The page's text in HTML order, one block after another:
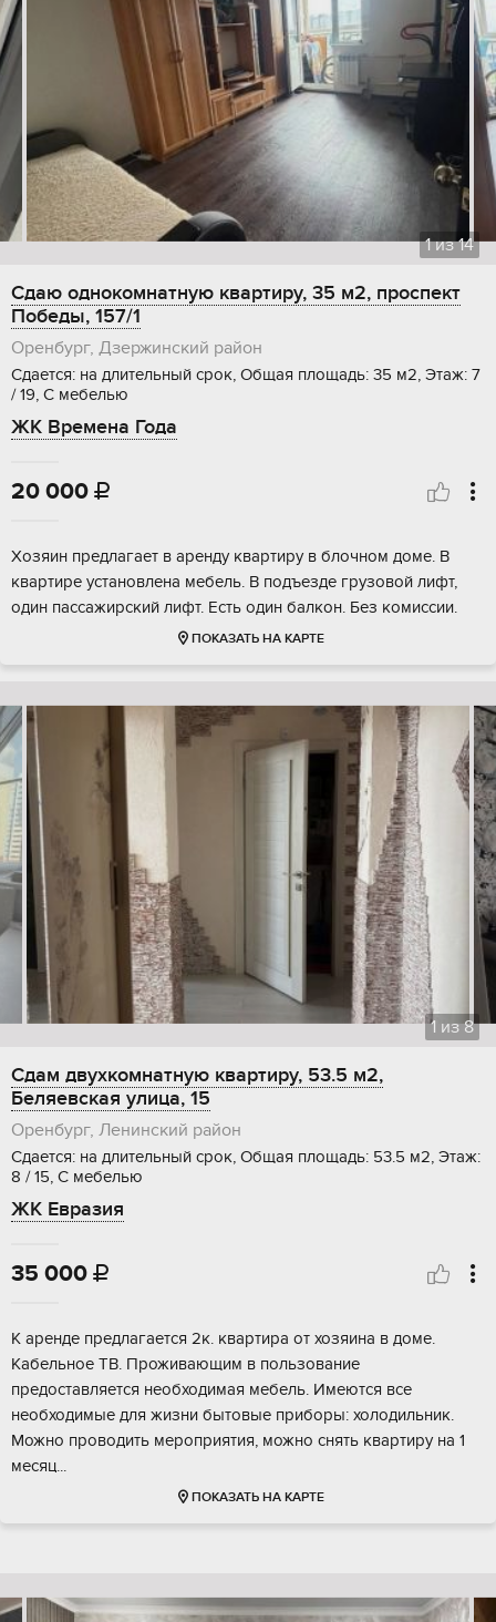
1из14
Сдаю однокомнатную квартиру, 35 м2, проспект
Победы, 157/1
Оренбург, Дзержинский район
Сдается: на длительный срок, Общая площадь: 35 м2, Этаж: 7
/ 19, С мебелью
ЖК Времена Года
20 000 
Хозяин предлагает в аренду квартиру в блочном доме. В
квартире установлена мебель. В подъезде грузовой лифт,
один пассажирский лифт. Есть один балкон. Без комиссии.
ПОКАЗАТЬ НА КАРТЕ
1 из8
Сдам двухкомнатную квартиру, 53.5 м2,
Беляевская улица, 15
Оренбург, Ленинский район
Сдается: на длительный срок, Общая площадь: 53.5 м2, Этаж:
8 / 15, С мебелью
ЖК Евразия
35 000 
К аренде предлагается 2к. квартира от хозяина в доме.
Кабельное ТВ. Проживающим в пользование
предоставляется необходимая мебель. Имеются все
необходимые для жизни бытовые приборы: холодильник.
Можно проводить мероприятия, можно снять квартиру на 1
месяц...
ПОКАЗАТЬ НА КАРТЕ